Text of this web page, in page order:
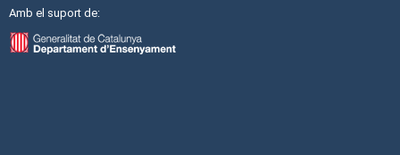
Amb el suport de: